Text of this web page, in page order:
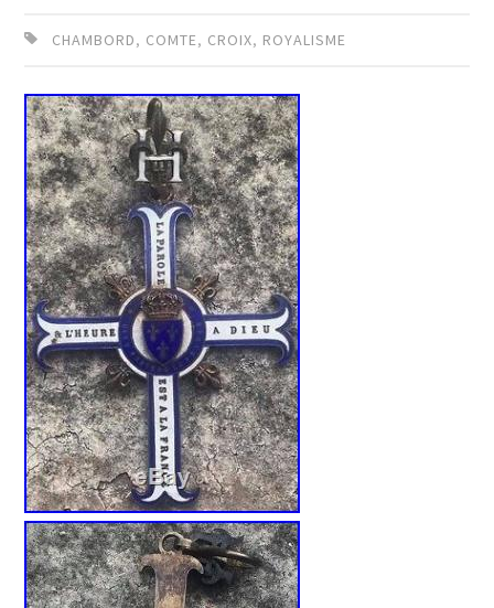
CHAMBORD, COMTE, CROIX, ROYALISME